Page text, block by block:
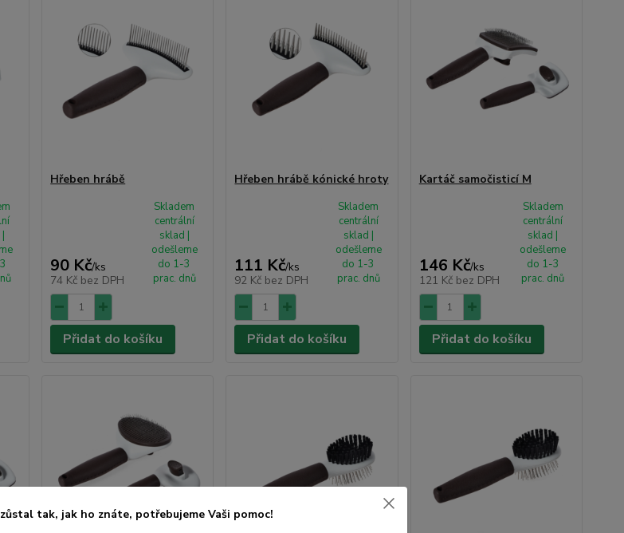
Hřeben hrábě
90 Kč/ks
74 Kč bez DPH
Skladem
centrální
sklad |
odešleme
do 1-3
prac. dnů
Přidat do košíku
Hřeben hrábě kónické hroty
111 Kč/ks
92 Kč bez DPH
Skladem
centrální
sklad |
odešleme
do 1-3
prac. dnů
Přidat do košíku
Kartáč samočisticí M
146 Kč/ks
121 Kč bez DPH
Skladem
centrální
sklad |
odešleme
do 1-3
prac. dnů
Přidat do košíku
tak, jak ho znáte, potřebujeme Vaši pomoc!